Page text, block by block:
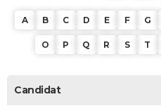
A B C D E F G
O P Q R S T
Candidat